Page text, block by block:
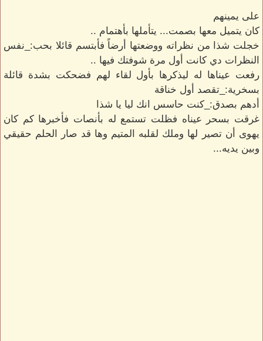
على يمينهم
كان يتميل معها بصمت... يتأملها بأهتمام ..
خجلت شذا من نظراته ووضعتها أرضاً فأبتسم قائلا بحب:_نفس
النظرات دي كانت أول مرة شوفتك فيها ..
رفعت عيناها له ليذكرها بأول لقاء لهم فضحكت بشدة قائلة
بسخرية:_تقصد أول خناقة
أدهم بصدق:_كنت حاسس انك ليا يا شذا
غرقت بسحر عيناه فظلت تستمع له بأنصات فأخبرها كم كان
يهوى أن تصير لها وملك لقلبه المتيم وها قد صار الحلم حقيقي
وبين يديه...